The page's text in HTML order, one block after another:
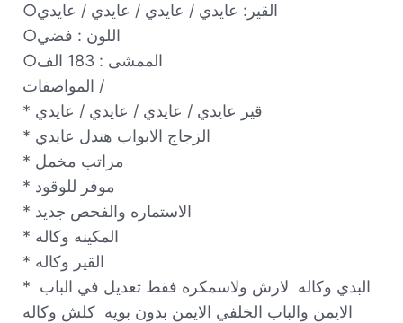
○القير: عايدي / عايدي / عايدي / عايدي
○اللون : فضي
○الممشى : 183 الف
المواصفات /
* قير عايدي / عايدي / عايدي / عايدي
* الزجاج الابواب هندل عايدي
* مراتب مخمل
* موفر للوقود
* الاستماره والفحص جديد
* المكينه وكاله
* القير وكاله
* البدي وكاله  لارش ولاسمكره فقط تعديل في الباب
الايمن والباب الخلفي الايمن بدون بويه  كلش وكاله